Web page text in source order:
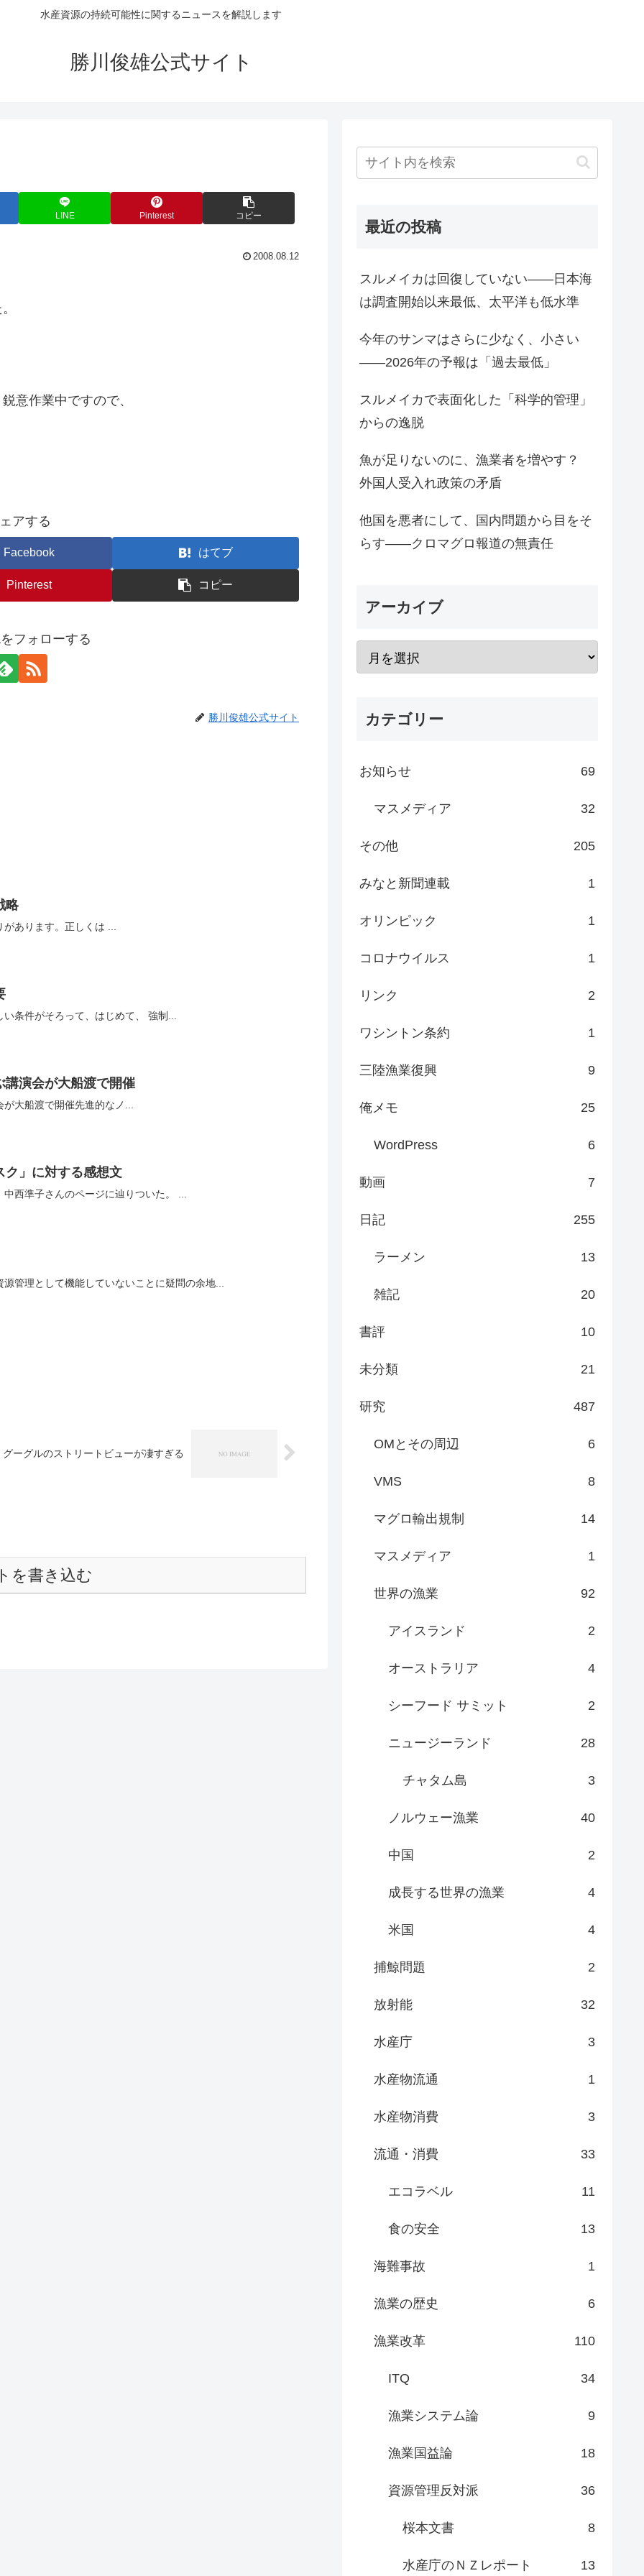
水産資源の持続可能性に関するニュースを解説します
勝川俊雄公式サイト
LINE Pinterest コピー
2008.08.12
意作業中ですので、
アする
Facebook はてブ
Pinterest コピー
フォローする
勝川俊雄公式サイト
略
先に述べたように、非常に厳しい条件がそろって、はじめて、 強制...
講演会が大船渡で開催
大船渡で開催先進的なノ...
ク」に対する感想文
鯨肉の汚染をしらべていたら、中西準子さんのページに辿りついた。 ...
管理として機能していないことに疑問の余地...
グーグルのストリートビューが凄すぎる
を書き込む
最近の投稿
スルメイカは回復していない――日本海
は調査開始以来最低、太平洋も低水準
今年のサンマはさらに少なく、小さい
――2026年の予報は「過去最低」
スルメイカで表面化した「科学的管理」
からの逸脱
魚が足りないのに、漁業者を増やす？
外国人受入れ政策の矛盾
他国を悪者にして、国内問題から目をそ
らす――クロマグロ報道の無責任
アーカイブ
カテゴリー
お知らせ 69
マスメディア 32
その他 205
みなと新聞連載 1
オリンピック 1
コロナウイルス 1
リンク 2
ワシントン条約 1
三陸漁業復興 9
俺メモ 25
WordPress 6
動画 7
日記 255
ラーメン 13
雑記 20
書評 10
未分類 21
研究 487
OMとその周辺 6
VMS 8
マグロ輸出規制 14
マスメディア 1
世界の漁業 92
アイスランド 2
オーストラリア 4
シーフード サミット 2
ニュージーランド 28
チャタム島 3
ノルウェー漁業 40
中国 2
成長する世界の漁業 4
米国 4
捕鯨問題 2
放射能 32
水産庁 3
水産物流通 1
水産物消費 3
流通・消費 33
エコラベル 11
食の安全 13
海難事故 1
漁業の歴史 6
漁業改革 110
ITQ 34
漁業システム論 9
漁業国益論 18
資源管理反対派 36
桜本文書 8
水産庁のＮＺレポート 13